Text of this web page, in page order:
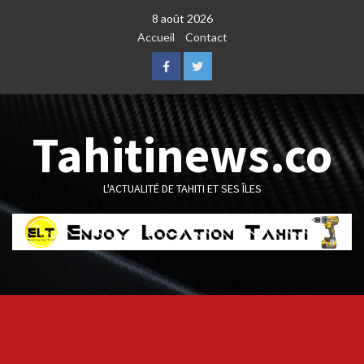
8 août 2026
Accueil
Contact
FacebookTwitter
Tahitinews.co
L'ACTUALITÉ DE TAHITI ET SES ÎLES